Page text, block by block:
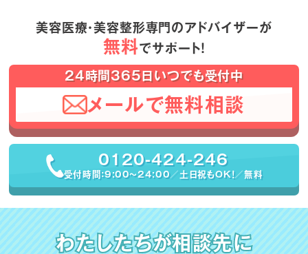
美容医療・美容整形専門のアドバイザーが
無料でサポート！
24時間365日いつでも受付中
メールで無料相談
0120-424-246
受付時間：9:00〜24:00／土日祝もOK！／無料
わたしたちが相談先に